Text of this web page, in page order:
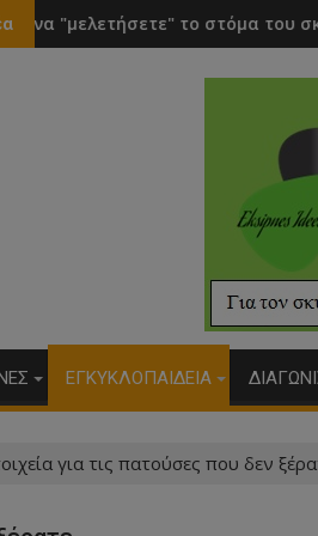
στόμα του σκύλου σας Το χάδι
ΕΓΚΥΚΛΟΠΑΙΔΕΙΑ
για τις πατούσες που δεν